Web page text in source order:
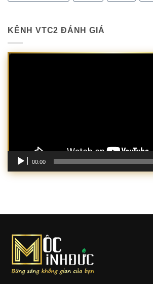
KÊNH VTC2 ĐÁNH GIÁ
Trình
00:00